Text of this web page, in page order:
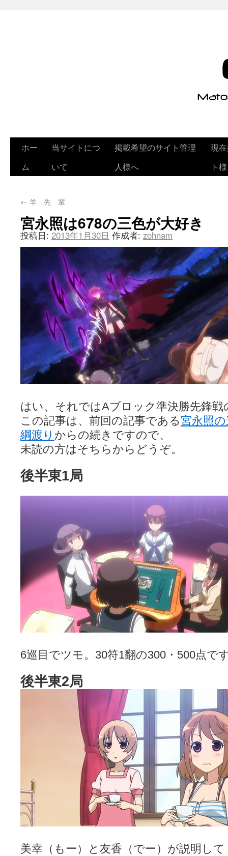
ホー
ム
当サイトにつ
いて
掲載希望のサイト管理
人様へ
現
ト様
← 羊 先 輩
宮永照は678の三色が大好き
投稿日: 2013年1月30日 作成者: zohnam
はい、それではAブロック準決勝先鋒戦
この記事は、前回の記事である宮永照
綱渡り からの続きですので、
未読の方はそちらからどうぞ。
後半東1局
6巡目でツモ。30符1翻の300・500点で
後半東2局
美幸（もー）と友香（でー）が説明し